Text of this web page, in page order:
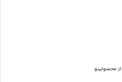
محصولینو